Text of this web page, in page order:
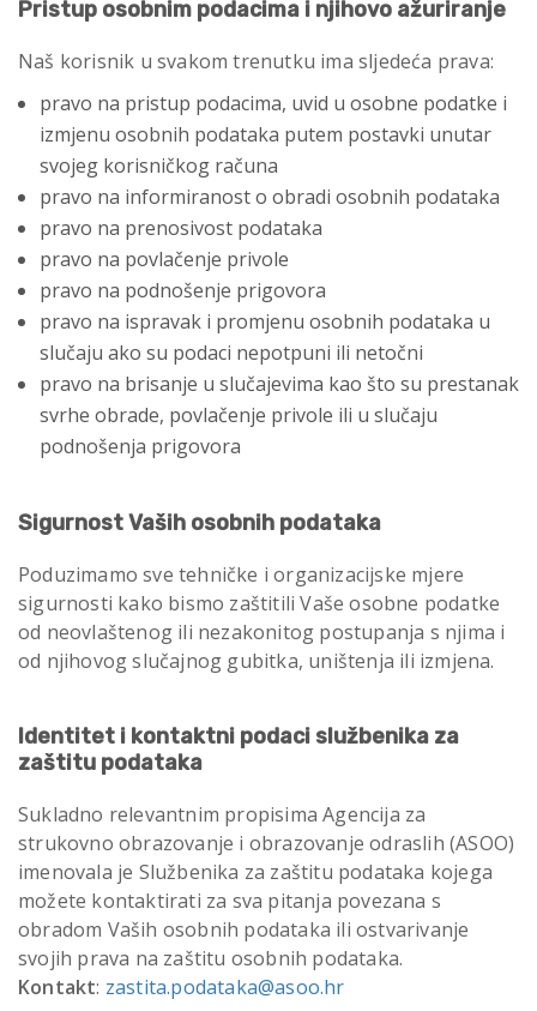
Pristup osobnim podacima i njihovo ažuriranje
Naš korisnik u svakom trenutku ima sljedeća prava:
pravo na pristup podacima, uvid u osobne podatke i
izmjenu osobnih podataka putem postavki unutar
svojeg korisničkog računa
pravo na informiranost o obradi osobnih podataka
pravo na prenosivost podataka
pravo na povlačenje privole
pravo na podnošenje prigovora
pravo na ispravak i promjenu osobnih podataka u
slučaju ako su podaci nepotpuni ili netočni
pravo na brisanje u slučajevima kao što su prestanak
svrhe obrade, povlačenje privole ili u slučaju
podnošenja prigovora
Sigurnost Vaših osobnih podataka
Poduzimamo sve tehničke i organizacijske mjere
sigurnosti kako bismo zaštitili Vaše osobne podatke
od neovlaštenog ili nezakonitog postupanja s njima i
od njihovog slučajnog gubitka, uništenja ili izmjena.
Identitet i kontaktni podaci službenika za
zaštitu podataka
Sukladno relevantnim propisima Agencija za
strukovno obrazovanje i obrazovanje odraslih (ASOO)
imenovala je Službenika za zaštitu podataka kojega
možete kontaktirati za sva pitanja povezana s
obradom Vaših osobnih podataka ili ostvarivanje
svojih prava na zaštitu osobnih podataka.
Kontakt: zastita.podataka@asoo.hr